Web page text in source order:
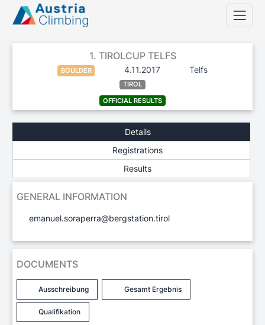
1. TIROLCUP TELFS
BOULDER 4.11.2017 Telfs
TIROL
OFFICIAL RESULTS
Details
Registrations
Results
GENERAL INFORMATION
emanuel.soraperra@bergstation.tirol
DOCUMENTS
Ausschreibung Gesamt Ergebnis
Qualifikation